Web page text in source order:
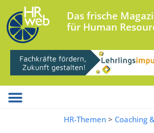
Das frische
für Human
HR-Themen > Coaching